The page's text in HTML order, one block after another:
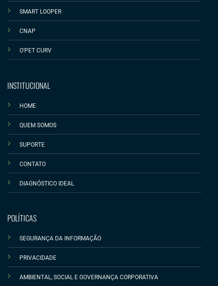
SMART LOOPER
CNAP
O'PET CURV
INSTITUCIONAL
HOME
QUEM SOMOS
SUPORTE
CONTATO
DIAGNÓSTICO IDEAL
POLÍTICAS
SEGURANÇA DA INFORMAÇÃO
PRIVACIDADE
AMBIENTAL, SOCIAL E GOVERNANÇA CORPORATIVA